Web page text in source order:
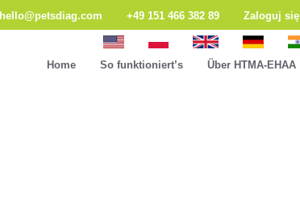
hello@petsdiag.com +49 151 466 382 89 Zaloguj się
Home So funktioniert’s Über HTMA-EHAA